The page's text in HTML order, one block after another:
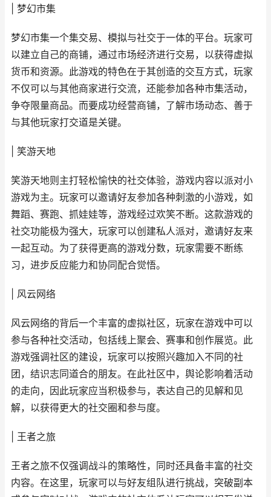
| 梦幻市集
梦幻市集一个集交易、模拟与社交于一体的平台。玩家可
以建立自己的商铺，通过市场经济进行交易，以获得虚拟
货币和资源。此游戏的特色在于其创造的交互方式，玩家
不仅可以与其他商家进行交流，还能参加各种市集活动，
争夺限量商品。而要成功经营商铺，了解市场动态、善于
与其他玩家打交道是关键。
| 笑游天地
笑游天地则主打轻松愉快的社交体验，游戏内容以派对小
游戏为主。玩家可以邀请好友参加各种刺激的小游戏，如
舞蹈、赛跑、抓娃娃等，游戏经过欢笑不断。这款游戏的
社交功能极为强大，玩家可以创建私人派对，邀请好友来
一起互动。为了获得更高的游戏分数，玩家需要不断练
习，进步反应能力和协同配合觉悟。
| 风云网络
风云网络的背后一个丰富的虚拟社区，玩家在游戏中可以
参与各种社交活动，包括线上聚会、赛事和创作展览。此
游戏强调社区的建设，玩家可以按照兴趣加入不同的社
团，结识志同道合的朋友。在此社区中，舆论影响着活动
的走向，因此玩家应当积极参与，表达自己的见解和见
解，以获得更大的社交圈和参与度。
| 王者之旅
王者之旅不仅强调战斗的策略性，同时还具备丰富的社交
内容。在这里，玩家可以与好友组队进行挑战，突破副本